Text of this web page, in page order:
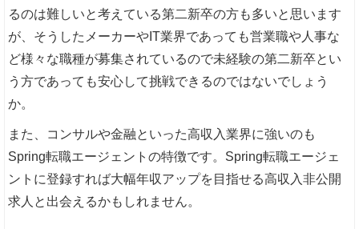
るのは難しいと考えている第二新卒の方も多いと思います
が、そうしたメーカーやIT業界であっても営業職や人事な
ど様々な職種が募集されているので未経験の第二新卒とい
う方であっても安心して挑戦できるのではないでしょう
か。
また、コンサルや金融といった高収入業界に強いのも
Spring転職エージェントの特徴です。Spring転職エージェ
ントに登録すれば大幅年収アップを目指せる高収入非公開
求人と出会えるかもしれません。